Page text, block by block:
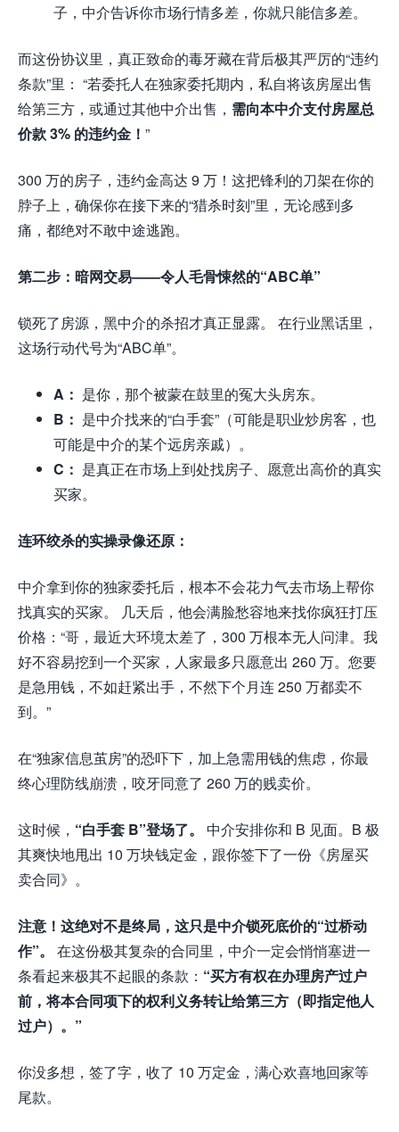
子，中介告诉你市场行情多差，你就只能信多差。
而这份协议里，真正致命的毒牙藏在背后极其严厉的“违约
条款”里： “若委托人在独家委托期内，私自将该房屋出售
给第三方，或通过其他中介出售， 需向本中介支付房屋总
价款 3% 的违约金！ ”
300 万的房子，违约金高达 9 万！这把锋利的刀架在你的
脖子上，确保你在接下来的“猎杀时刻”里，无论感到多
痛，都绝对不敢中途逃跑。
第二步：暗网交易——令人毛骨悚然的“ABC单”
锁死了房源，黑中介的杀招才真正显露。 在行业黑话里，
这场行动代号为“ABC单”。
A： 是你，那个被蒙在鼓里的冤大头房东。
B： 是中介找来的“白手套”（可能是职业炒房客，也
可能是中介的某个远房亲戚）。
C： 是真正在市场上到处找房子、愿意出高价的真实
买家。
连环绞杀的实操录像还原：
中介拿到你的独家委托后，根本不会花力气去市场上帮你
找真实的买家。 几天后，他会满脸愁容地来找你疯狂打压
价格：“哥，最近大环境太差了，300 万根本无人问津。我
好不容易挖到一个买家，人家最多只愿意出 260 万。您要
是急用钱，不如赶紧出手，不然下个月连 250 万都卖不
到。”
在“独家信息茧房”的恐吓下，加上急需用钱的焦虑，你最
终心理防线崩溃，咬牙同意了 260 万的贱卖价。
这时候， “白手套 B”登场了。
中介安排你和 B 见面。B 极
其爽快地甩出 10 万块钱定金，跟你签下了一份《房屋买
卖合同》。
注意！这绝对不是终局，这只是中介锁死底价的“过桥动
作”。
在这份极其复杂的合同里，中介一定会悄悄塞进一
条看起来极其不起眼的条款： “买方有权在办理房产过户
前，将本合同项下的权利义务转让给第三方（即指定他人
过户）。”
你没多想，签了字，收了 10 万定金，满心欢喜地回家等
尾款。